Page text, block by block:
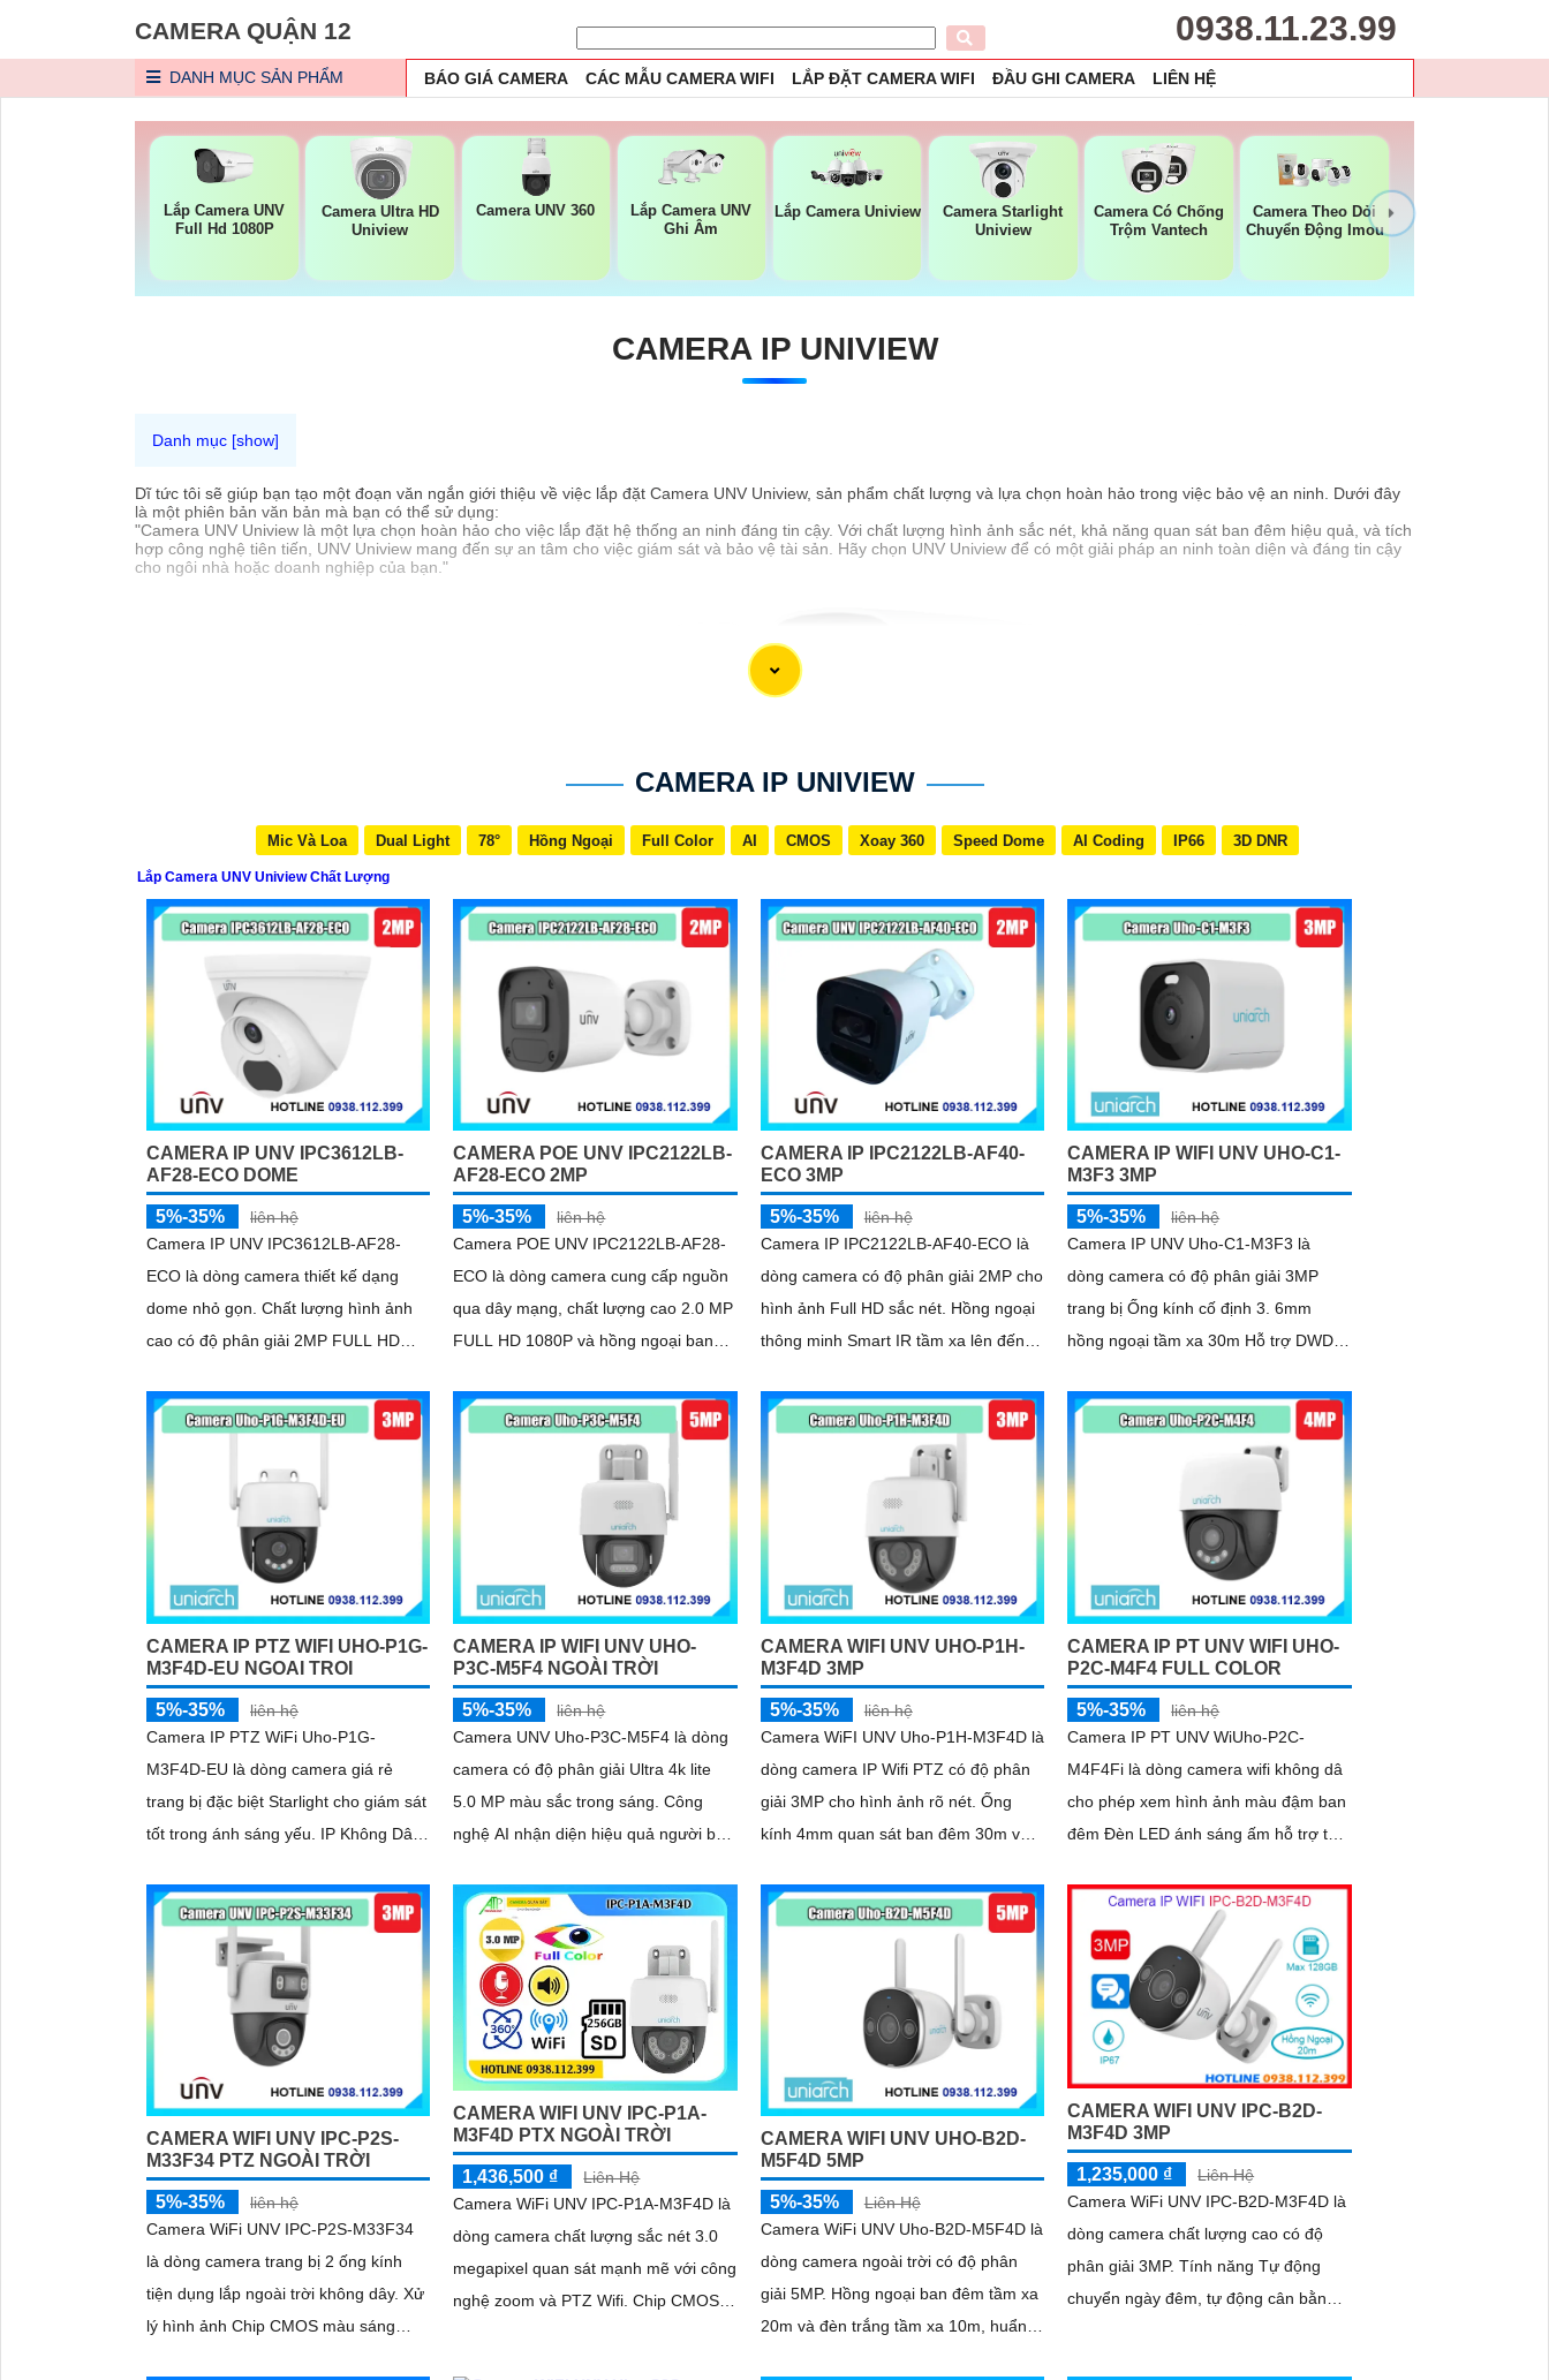
CAMERA QUẬN 12 0938.11.23.99
DANH MỤC SẢN PHẨM BÁO GIÁ CAMERA CÁC MẪU CAMERA WIFI LẮP ĐẶT CAMERA WIFI ĐẦU GHI CAMERA LIÊN HỆ
Lắp Camera UNV
Full Hd 1080P
Camera Ultra HD
Uniview
Camera UNV 360
Lắp Camera UNV
Ghi Âm
Lắp Camera Uniview
Camera Starlight
Uniview
Camera Có Chống
Trộm Vantech
Camera Theo Dỏi
Chuyển Động Imou
CAMERA IP UNIVIEW
Dĩ tức tôi sẽ giúp bạn tạo một đoạn văn ngắn giới thiệu về việc lắp đặt Camera UNV Uniview, sản phẩm chất lượng và lựa chọn hoàn hảo trong việc bảo vệ an ninh. Dưới đây
là một phiên bản văn bản mà bạn có thể sử dụng:
"Camera UNV Uniview là một lựa chọn hoàn hảo cho việc lắp đặt hệ thống an ninh đáng tin cậy. Với chất lượng hình ảnh sắc nét, khả năng quan sát ban đêm hiệu quả, và tích
hợp công nghệ tiên tiến, UNV Uniview mang đến sự an tâm cho việc giám sát và bảo vệ tài sản. Hãy chọn UNV Uniview để có một giải pháp an ninh toàn diện và đáng tin cậy
cho ngôi nhà hoặc doanh nghiệp của bạn."
CAMERA IP UNIVIEW
Mic Và Loa Dual Light 78° Hồng Ngoại Full Color AI CMOS Xoay 360 Speed Dome AI Coding IP66 3D DNR
Lắp Camera UNV Uniview Chất Lượng
CAMERA IP UNV IPC3612LB-
AF28-ECO DOME
5%-35%
liên hệ
Camera IP UNV IPC3612LB-AF28-
ECO là dòng camera thiết kế dạng
dome nhỏ gọn. Chất lượng hình ảnh
cao có độ phân giải 2MP FULL HD
CAMERA POE UNV IPC2122LB-
AF28-ECO 2MP
5%-35%
liên hệ
Camera POE UNV IPC2122LB-AF28-
ECO là dòng camera cung cấp nguồn
qua dây mạng, chất lượng cao 2.0 MP
FULL HD 1080P và hồng ngoại ban
CAMERA IP IPC2122LB-AF40-
ECO 3MP
5%-35%
liên hệ
Camera IP IPC2122LB-AF40-ECO là
dòng camera có độ phân giải 2MP cho
hình ảnh Full HD sắc nét. Hồng ngoại
thông minh Smart IR tầm xa lên đến
Detection 2
CAMERA IP WIFI UNV UHO-C1-
M3F3 3MP
5%-35%
liên hệ
Camera IP UNV Uho-C1-M3F3 là
dòng camera có độ phân giải 3MP
trang bị Ống kính cố định 3. 6mm
hồng ngoại tầm xa 30m Hỗ trợ DWDR
CAMERA IP PTZ WIFI UHO-P1G-
M3F4D-EU NGOAI TROI
5%-35%
liên hệ
Camera IP PTZ WiFi Uho-P1G-
M3F4D-EU là dòng camera giá rẻ
trang bị đặc biệt Starlight cho giám sát
tốt trong ánh sáng yếu. IP Không Dây
CAMERA IP WIFI UNV UHO-
P3C-M5F4 NGOÀI TRỜI
5%-35%
liên hệ
Camera UNV Uho-P3C-M5F4 là dòng
camera có độ phân giải Ultra 4k lite
5.0 MP màu sắc trong sáng. Công
nghệ AI nhận diện hiệu quả người ban
CAMERA WIFI UNV UHO-P1H-
M3F4D 3MP
5%-35%
liên hệ
Camera WiFI UNV Uho-P1H-M3F4D là
dòng camera IP Wifi PTZ có độ phân
giải 3MP cho hình ảnh rõ nét. Ống
kính 4mm quan sát ban đêm 30m và
CAMERA IP PT UNV WIFI UHO-
P2C-M4F4 FULL COLOR
5%-35%
liên hệ
Camera IP PT UNV WiUho-P2C-
M4F4Fi là dòng camera wifi không dâ
cho phép xem hình ảnh màu đậm ban
đêm Đèn LED ánh sáng ấm hỗ trợ tầm
sáng vừa cảnh báo với độ phân giải 4
CAMERA WIFI UNV IPC-P2S-
M33F34 PTZ NGOÀI TRỜI
5%-35%
liên hệ
Camera WiFi UNV IPC-P2S-M33F34
là dòng camera trang bị 2 ống kính
tiện dụng lắp ngoài trời không dây. Xử
lý hình ảnh Chip CMOS màu sáng
CAMERA WIFI UNV IPC-P1A-
M3F4D PTX NGOÀI TRỜI
1,436,500 ₫
Liên Hệ
Camera WiFi UNV IPC-P1A-M3F4D là
dòng camera chất lượng sắc nét 3.0
megapixel quan sát mạnh mẽ với công
nghệ zoom và PTZ Wifi. Chip CMOS
CAMERA WIFI UNV UHO-B2D-
M5F4D 5MP
5%-35%
Liên Hệ
Camera WiFi UNV Uho-B2D-M5F4D là
dòng camera ngoài trời có độ phân
giải 5MP. Hồng ngoại ban đêm tầm xa
20m và đèn trắng tầm xa 10m, huẩn
CAMERA WIFI UNV IPC-B2D-
M3F4D 3MP
1,235,000 ₫
Liên Hệ
Camera WiFi UNV IPC-B2D-M3F4D là
dòng camera chất lượng cao có độ
phân giải 3MP. Tính năng Tự động
chuyển ngày đêm, tự động cân bằng